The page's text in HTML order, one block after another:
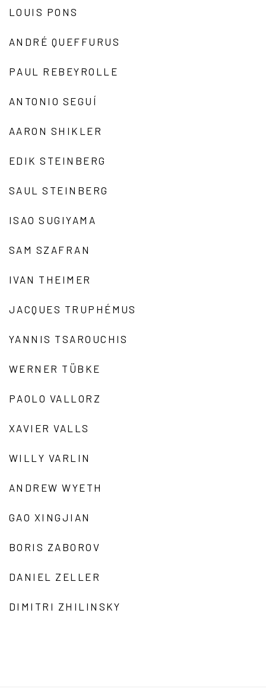
LOUIS PONS
ANDRÉ QUEFFURUS
PAUL REBEYROLLE
ANTONIO SEGUÍ
AARON SHIKLER
EDIK STEINBERG
SAUL STEINBERG
ISAO SUGIYAMA
SAM SZAFRAN
IVAN THEIMER
JACQUES TRUPHÉMUS
YANNIS TSAROUCHIS
WERNER TÜBKE
PAOLO VALLORZ
XAVIER VALLS
WILLY VARLIN
ANDREW WYETH
GAO XINGJIAN
BORIS ZABOROV
DANIEL ZELLER
DIMITRI ZHILINSKY